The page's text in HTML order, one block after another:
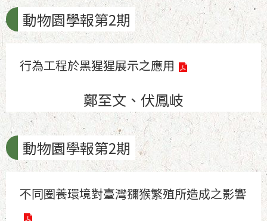
動物園學報第2期
行為工程於黑猩猩展示之應用
鄭至文、伏鳳岐
動物園學報第2期
不同圈養環境對臺灣獼猴繁殖所造成之影響